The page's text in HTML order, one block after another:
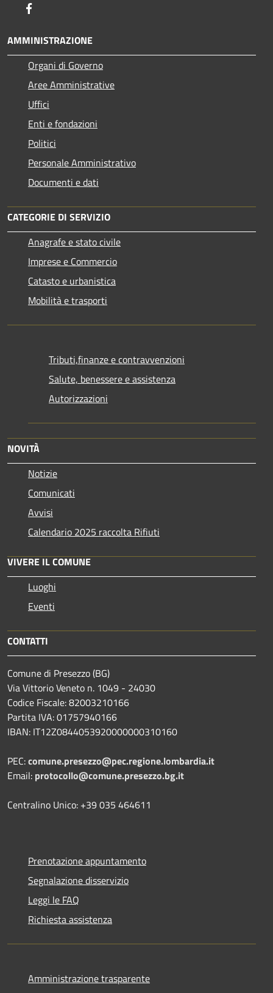
AMMINISTRAZIONE
Organi di Governo
Aree Amministrative
Uffici
Enti e fondazioni
Politici
Personale Amministrativo
Documenti e dati
CATEGORIE DI SERVIZIO
Anagrafe e stato civile
Imprese e Commercio
Catasto e urbanistica
Mobilità e trasporti
Tributi,finanze e contravvenzioni
Salute, benessere e assistenza
Autorizzazioni
NOVITÀ
Notizie
Comunicati
Avvisi
Calendario 2025 raccolta Rifiuti
VIVERE IL COMUNE
Luoghi
Eventi
CONTATTI
Comune di Presezzo (BG)
Via Vittorio Veneto n. 1049 - 24030
Codice Fiscale: 82003210166
Partita IVA: 01757940166
IBAN: IT12Z0844053920000000310160
PEC:comune.presezzo@pec.regione.lombardia.it
Email: protocollo@comune.presezzo.bg.it
Centralino Unico: +39 035 464611
Prenotazione appuntamento
Segnalazione disservizio
Leggi le FAQ
Richiesta assistenza
Amministrazione trasparente